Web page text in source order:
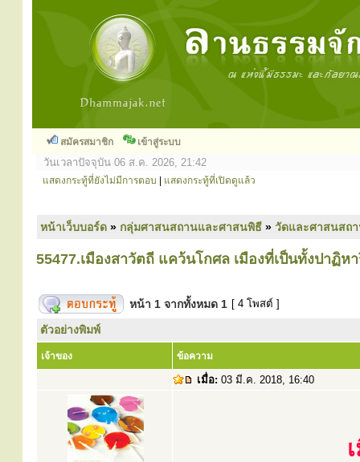
สมัครสมาชิก เข้าสู่ระบบ
วันเวลาปัจจุบัน 06 ส.ค. 2026, 21:42
แสดงกระทู้ที่ยังไม่มีการตอบ แสดงกระทู้ที่เปิดดูแล้ว
หน้าเว็บบอร์ด » กลุ่มศาสนสถานและศาสนพิธี » วัดและศาสนสถ
55477.เมืองสาวัตถี แคว้นโกศล เมืองที่เป็นทั้งปาฏิห
หน้า 1 จากทั้งหมด 1 [ 4 โพสต์ ]
ตัวอย่างพิมพ์
เจ้าของ ข้อความ
เมื่อ: 03 มี.ค. 2018, 16:40